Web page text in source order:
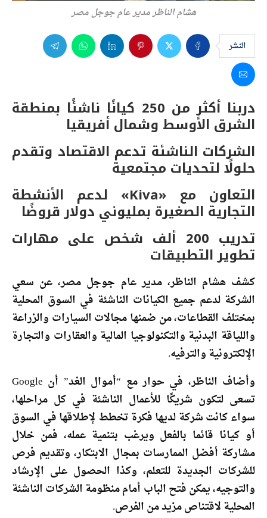
هشام الناظر مدير عام جوجل مصر
النشر
دربنا أكثر من 250 كيانًا ناشئًا بمنطقة
الشرق الأوسط وشمال أفريقيا
الشركات الناشئة تدعم الاقتصاد وتقدم
حلولًا لتحديات مجتمعية
التعاون مع «Kiva» لدعم الأنشطة
التجارية الصغيرة بمليوني دولار قروضًا
تدريب 200 ألف شخص على مهارات
تطوير التطبيقات
كشف هشام الناظر، مدير عام جوجل مصر، عن سعي
الشركة لدعم جميع الكيانات الناشئة في السوق المحلية
بمختلف القطاعات، من ضمنها مجالات السيارات والزراعة
واللياقة البدنية والتكنولوجيا المالية والعقارات والتجارة
الإلكترونية والترفيه.
وأضاف الناظر، في حوار مع “أموال الغد” أن Google
تسعى لتكون شريكًا للأعمال الناشئة في كل مراحلها،
سواء كانت شركة لديها فكرة تخطط لإطلاقها في السوق
أو كيانا قائما بالفعل ويرغب بتنمية عمله، فمن خلال
مشاركة أفضل الممارسات بمجال الابتكار، وتقديم فرص
للشركات الجديدة للتعلم، وكذا الحصول على الإرشاد
والتوجيه، يمكن فتح الباب أمام منظومة الشركات الناشئة
المحلية لاقتناص مزيد من الفرص.